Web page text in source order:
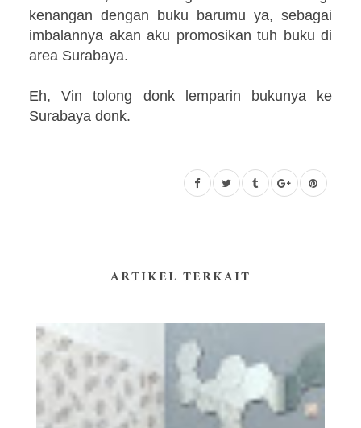
kenangan dengan buku barumu ya, sebagai
imbalannya akan aku promosikan tuh buku di
area Surabaya.
Eh, Vin tolong donk lemparin bukunya ke
Surabaya donk.
ARTIKEL TERKAIT